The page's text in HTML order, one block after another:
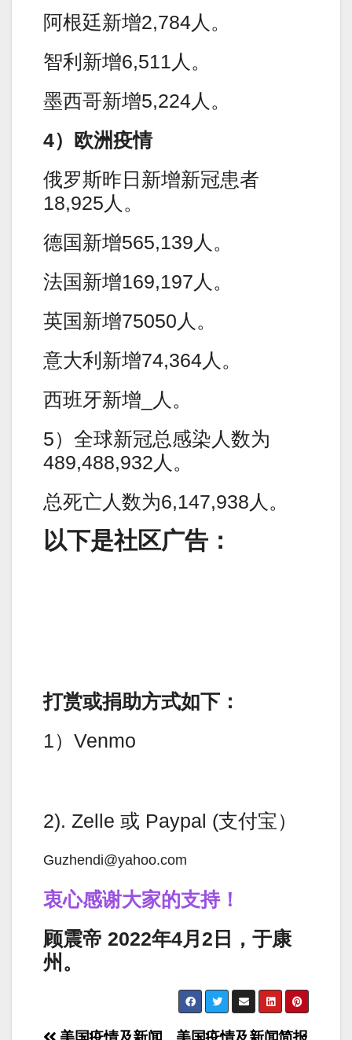
阿根廷新增2,784人。
智利新增6,511人。
墨西哥新增5,224人。
4）欧洲疫情
俄罗斯昨日新增新冠患者
18,925人。
德国新增565,139人。
法国新增169,197人。
英国新增75050人。
意大利新增74,364人。
西班牙新增_人。
5）全球新冠总感染人数为
489,488,932人。
总死亡人数为6,147,938人。
以下是社区广告：
打赏或捐助方式如下：
1）Venmo
2). Zelle 或 Paypal (支付宝）
Guzhendi@yahoo.com
衷心感谢大家的支持！
顾震帝 2022年4月2日，于康
州。